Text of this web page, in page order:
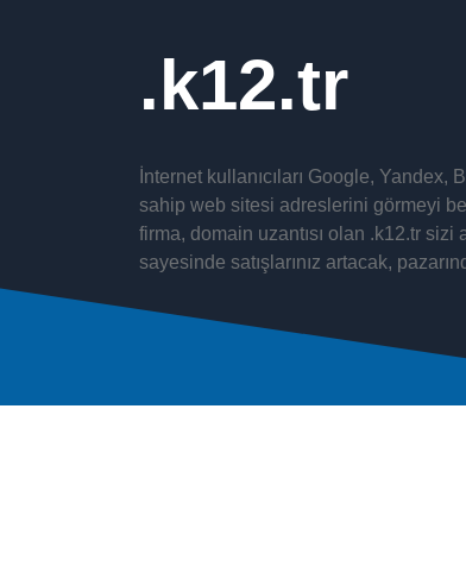
k12.tr
İnternet kullanıcıları Google,
sahip web sitesi adreslerini görmeyi
firma, domain uzantısı olan .k12.tr sizi
sayesinde satışlarınız artacak,